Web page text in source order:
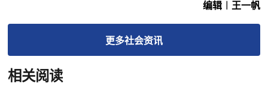
编辑︱王一帆
更多社会资讯
相关阅读